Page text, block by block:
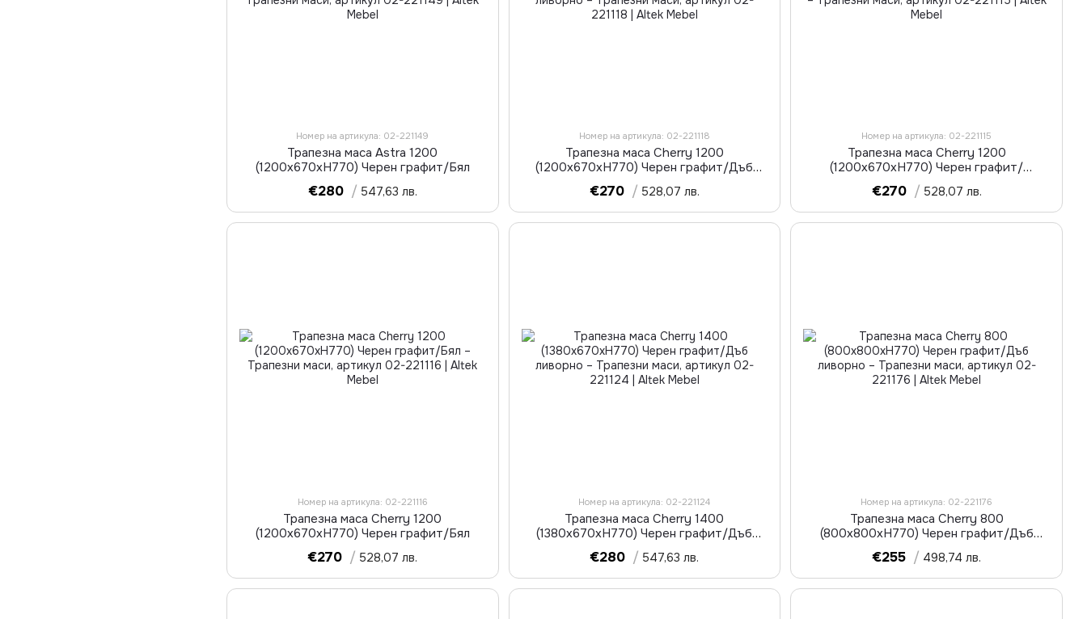
Номер на артикула: 02-221149
Трапезна маса Astra 1200
(1200x670xH770) Черен графит/Бял
€280 / 547,63 лв.
Номер на артикула: 02-221118
Трапезна маса Cherry 1200
(1200х670хН770) Черен графит/Дъб
ливорно
€270 / 528,07 лв.
Номер на артикула: 02-221115
Трапезна маса Cherry 1200
(1200х670хН770) Черен графит/
Антрацит
€270 / 528,07 лв.
Номер на артикула: 02-221116
Трапезна маса Cherry 1200
(1200х670хН770) Черен графит/Бял
€270 / 528,07 лв.
Номер на артикула: 02-221124
Трапезна маса Cherry 1400
(1380х670хН770) Черен графит/Дъб
ливорно
€280 / 547,63 лв.
Номер на артикула: 02-221176
Трапезна маса Cherry 800
(800х800хН770) Черен графит/Дъб
ливорно
€255 / 498,74 лв.